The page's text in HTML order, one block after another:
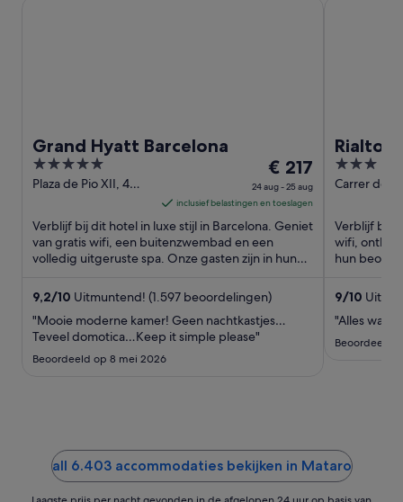
Grand Hyatt Barcelona
5
out
5
Plaza de Pio XII, 4
De
prijs
is
€ 217
per
nacht
24
aug
€ 217
24 aug - 25 aug
inclusief belastingen en toeslagen
Verblijf bij dit hotel in luxe stijl in Barcelona. Geniet
van gratis wifi, een buitenzwembad en een
volledig uitgeruste spa. Onze gasten zijn in hun
9,2/10 Uitmuntend! (1.597 beoordelingen)
"Mooie moderne kamer! Geen nachtkastjes…
Teveel domotica…Keep it simple please"
Beoordeeld op 8 mei 2026
Rialto
3
out
5
Carrer de
Verblijf bij
wifi, ontbijt
hun
9/10
"Alles was
Beoordeeld
all 6.403 accommodaties bekijken in Mataro